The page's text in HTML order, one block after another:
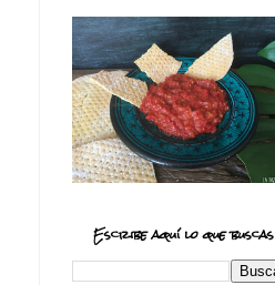
Escribe aquí lo que buscas